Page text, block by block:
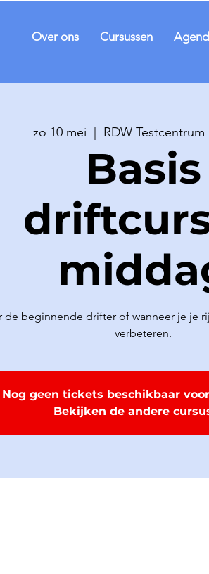
Over ons Cursussen
zo 10 mei RDW Testcentrum
Basis
de beginnende drifter of wanneer je je
verbeteren.
Nog geen tickets beschikbaar
Bekijken de andere